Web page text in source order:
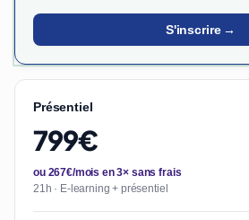
S'inscrire →
Présentiel
799€
ou 267€/mois en 3× sans frais
21h · E-learning + présentiel